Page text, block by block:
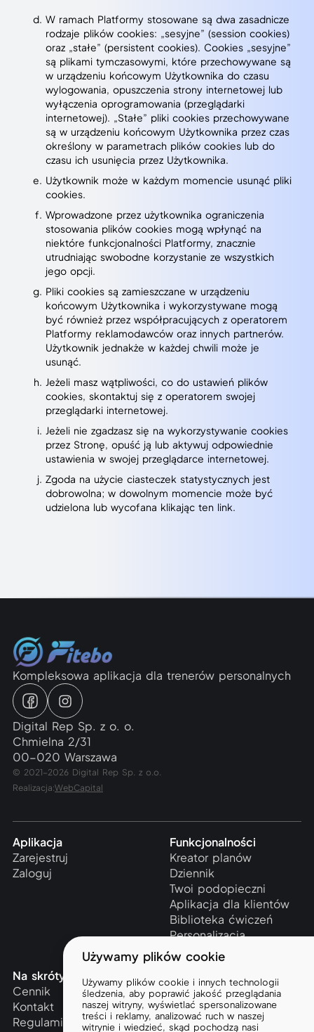
Używamy plików cookie
Używamy plików cookie i innych technologii
śledzenia, aby poprawić jakość przeglądania
naszej witryny, wyświetlać spersonalizowane
treści i reklamy, analizować ruch w naszej
witrynie i wiedzieć, skąd pochodzą nasi
W ramach Platformy stosowane są dwa zasadnicze
rodzaje plików cookies: „sesyjne” (session cookies)
oraz „stałe” (persistent cookies). Cookies „sesyjne”
są plikami tymczasowymi, które przechowywane są
w urządzeniu końcowym Użytkownika do czasu
wylogowania, opuszczenia strony internetowej lub
wyłączenia oprogramowania (przeglądarki
internetowej). „Stałe” pliki cookies przechowywane
są w urządzeniu końcowym Użytkownika przez czas
określony w parametrach plików cookies lub do
czasu ich usunięcia przez Użytkownika.
Użytkownik może w każdym momencie usunąć pliki
cookies.
Wprowadzone przez użytkownika ograniczenia
stosowania plików cookies mogą wpłynąć na
niektóre funkcjonalności Platformy, znacznie
utrudniając swobodne korzystanie ze wszystkich
jego opcji.
Pliki cookies są zamieszczane w urządzeniu
końcowym Użytkownika i wykorzystywane mogą
być również przez współpracujących z operatorem
Platformy reklamodawców oraz innych partnerów.
Użytkownik jednakże w każdej chwili może je
usunąć.
Jeżeli masz wątpliwości, co do ustawień plików
cookies, skontaktuj się z operatorem swojej
przeglądarki internetowej.
Jeżeli nie zgadzasz się na wykorzystywanie cookies
przez Stronę, opuść ją lub aktywuj odpowiednie
ustawienia w swojej przeglądarce internetowej.
Zgoda na użycie ciasteczek statystycznych jest
dobrowolna; w dowolnym momencie może być
udzielona lub wycofana klikając ten link.
Kompleksowa aplikacja dla trenerów personalnych
Digital Rep Sp. z o. o.
Chmielna 2/31
00-020 Warszawa
© 2021-2026 Digital Rep Sp. z o.o.
Realizacja:WebCapital
Aplikacja
Zarejestruj
Zaloguj
Funkcjonalności
Kreator planów
Dziennik
Twoi podopieczni
Aplikacja dla klientów
Biblioteka ćwiczeń
Personalizacja
Na skróty
Cennik
Kontakt
Regulamin
Wiedza
Artykuły
Kursy